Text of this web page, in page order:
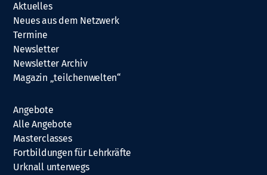
Aktuelles
Neues aus dem Netzwerk
Termine
Newsletter
Newsletter Archiv
Magazin „teilchenwelten“
Angebote
Alle Angebote
Masterclasses
Fortbildungen für Lehrkräfte
Urknall unterwegs